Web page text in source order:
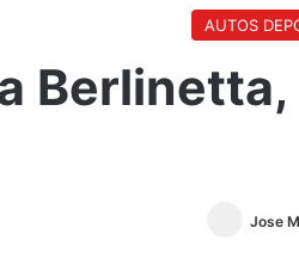
AUTOS
Jose